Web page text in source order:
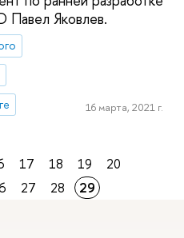
Павел Яковлев.
16 марта, 2021 г.
17 18 19
20
27 28 29